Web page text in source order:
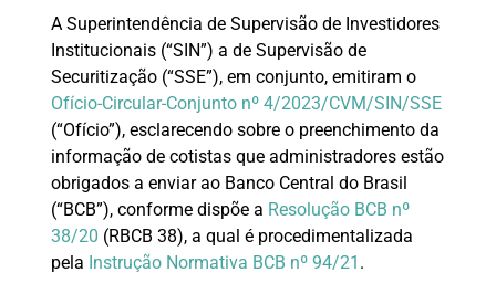
A Superintendência de Supervisão de Investidores
Institucionais (“SIN”) a de Supervisão de
Securitização (“SSE”), em conjunto, emitiram o
Ofício-Circular-Conjunto nº 4/2023/CVM/SIN/SSE
(“Ofício”), esclarecendo sobre o preenchimento da
informação de cotistas que administradores estão
obrigados a enviar ao Banco Central do Brasil
(“BCB”), conforme dispõe a Resolução BCB nº
38/20 (RBCB 38), a qual é procedimentalizada
pela Instrução Normativa BCB nº 94/21 .